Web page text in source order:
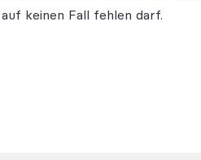
keinen Fall fehlen darf.